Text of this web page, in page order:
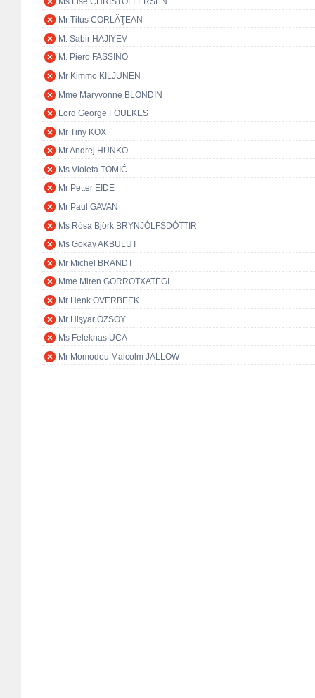
Mr Titus CORLĂŢEAN
M. Sabir HAJIYEV
M. Piero FASSINO
Mr Kimmo KILJUNEN
Mme Maryvonne BLONDIN
Lord George FOULKES
Mr Tiny KOX
Mr Andrej HUNKO
Ms Violeta TOMIĆ
Mr Petter EIDE
Mr Paul GAVAN
Ms Rósa Björk BRYNJÓLFSDÓTTIR
Ms Gökay AKBULUT
Mr Michel BRANDT
Mme Miren GORROTXATEGI
Mr Henk OVERBEEK
Mr Hişyar ÖZSOY
Ms Feleknas UCA
Mr Momodou Malcolm JALLOW